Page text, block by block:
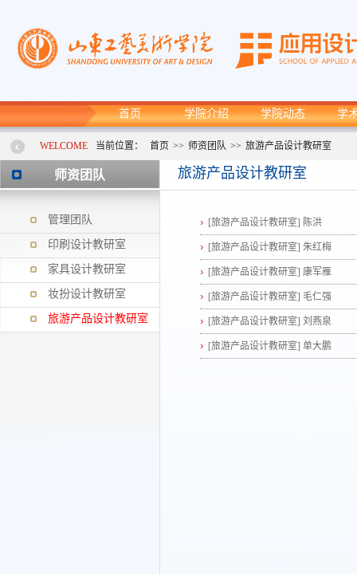
首页 学院介绍 学院动态 学
WELCOME 当前位置： 首页 >> 师资团队 >> 旅游产品设计教研室
师资团队
管理团队
印刷设计教研室
家具设计教研室
妆扮设计教研室
旅游产品设计教研室
旅游产品设计教研室
[旅游产品设计教研室] 陈洪
[旅游产品设计教研室] 朱红梅
[旅游产品设计教研室] 康军雁
[旅游产品设计教研室] 毛仁强
[旅游产品设计教研室] 刘燕泉
[旅游产品设计教研室] 单大鹏